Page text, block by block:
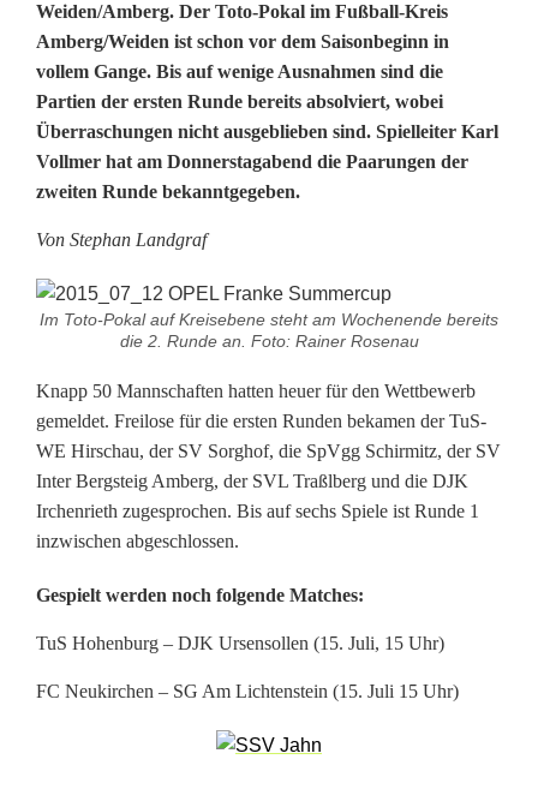
T
o
t
o
-
P
o
a
l
:
P
r
t
i
Weiden/Amberg. Der Toto-Pokal im Fußball-Kreis
Amberg/Weiden ist schon vor dem Saisonbeginn in
vollem Gange. Bis auf wenige Ausnahmen sind die
Partien der ersten Runde bereits absolviert, wobei
Überraschungen nicht ausgeblieben sind. Spielleiter Karl
Vollmer hat am Donnerstagabend die Paarungen der
zweiten Runde bekanntgegeben.
Von Stephan Landgraf
Im Toto-Pokal auf Kreisebene steht am Wochenende bereits
die 2. Runde an. Foto: Rainer Rosenau
Knapp 50 Mannschaften hatten heuer für den Wettbewerb
gemeldet. Freilose für die ersten Runden bekamen der TuS-
WE Hirschau, der SV Sorghof, die SpVgg Schirmitz, der SV
Inter Bergsteig Amberg, der SVL Traßlberg und die DJK
Irchenrieth zugesprochen. Bis auf sechs Spiele ist Runde 1
inzwischen abgeschlossen.
Gespielt werden noch folgende Matches:
TuS Hohenburg – DJK Ursensollen (15. Juli, 15 Uhr)
FC Neukirchen – SG Am Lichtenstein (15. Juli 15 Uhr)